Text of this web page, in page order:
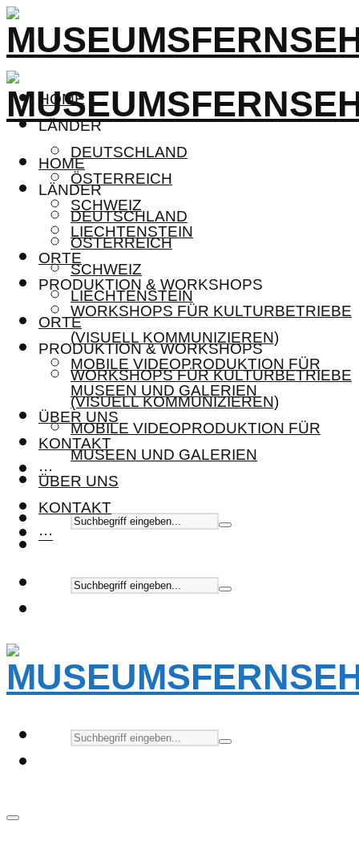
HOME
LÄNDER
DEUTSCHLAND
ÖSTERREICH
SCHWEIZ
LIECHTENSTEIN
ORTE
PRODUKTION & WORKSHOPS
WORKSHOPS FÜR KULTURBETRIEBE
(VISUELL KOMMUNIZIEREN)
MOBILE VIDEOPRODUKTION FÜR
MUSEEN UND GALERIEN
ÜBER UNS
KONTAKT
···
HOME
LÄNDER
DEUTSCHLAND
ÖSTERREICH
SCHWEIZ
LIECHTENSTEIN
ORTE
PRODUKTION & WORKSHOPS
WORKSHOPS FÜR KULTURBETRIEBE
(VISUELL KOMMUNIZIEREN)
MOBILE VIDEOPRODUKTION FÜR
MUSEEN UND GALERIEN
ÜBER UNS
KONTAKT
···